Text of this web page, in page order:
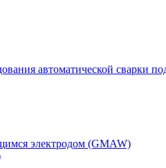
автоматической сварки
электродом (GMAW)